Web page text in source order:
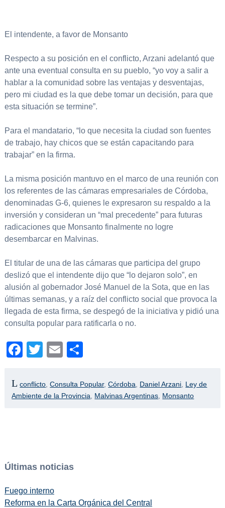
El intendente, a favor de Monsanto
Respecto a su posición en el conflicto, Arzani adelantó que
ante una eventual consulta en su pueblo, “yo voy a salir a
hablar a la comunidad sobre las ventajas y desventajas,
pero mi ciudad es la que debe tomar un decisión, para que
esta situación se termine”.
Para el mandatario, “lo que necesita la ciudad son fuentes
de trabajo, hay chicos que se están capacitando para
trabajar” en la firma.
La misma posición mantuvo en el marco de una reunión con
los referentes de las cámaras empresariales de Córdoba,
denominadas G-6, quienes le expresaron su respaldo a la
inversión y consideran un “mal precedente” para futuras
radicaciones que Monsanto finalmente no logre
desembarcar en Malvinas.
El titular de una de las cámaras que participa del grupo
deslizó que el intendente dijo que “lo dejaron solo”, en
alusión al gobernador José Manuel de la Sota, que en las
últimas semanas, y a raíz del conflicto social que provoca la
llegada de esta firma, se despegó de la iniciativa y pidió una
consulta popular para ratificarla o no.
Facebook
TwitterEmail
conflicto ,Consulta Popular,Córdoba Daniel Arzani Ley de
Ambiente de la Provincia
Malvinas Argentinas Monsanto
Últimas noticias
Fuego interno
Reforma en la Carta Orgánica del Central